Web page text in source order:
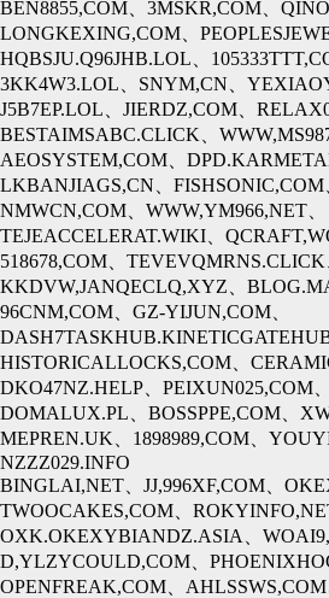
BEN8855,COM、3MSKR,COM、
LONGKEXING,COM、
HQBSJU.Q96JHB.LOL、
3KK4W3.LOL、SNYM,CN、
J5B7EP.LOL、JIERDZ,COM、
BESTAIMSABC.CLICK、
AEOSYSTEM,COM、
LKBANJIAGS,CN、FISHSONIC,COM
NMWCN,COM、WWW,YM966,NET、
TEJEACCELERAT.WIKI、
518678,COM、TEVEVQMRNS.CLICK
KKDVW,JANQECLQ,XYZ、
96CNM,COM、GZ-YIJUN,COM、
HISTORICALLOCKS,COM、
DKO47NZ.HELP、PEIXUN025,COM
DOMALUX.PL、BOSSPPE,COM、
MEPREN.UK、1898989,COM、
NZZZ029.INFO
BINGLAI,NET、JJ,996XF,COM、
TWOOCAKES,COM、
OXK.OKEXYBIANDZ.ASIA、
D,YLZYCOULD,COM、
OPENFREAK,COM、AHLSSWS,COM